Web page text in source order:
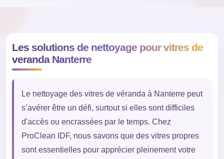
Les solutions de nettoyage pour vitres de
veranda Nanterre
Le nettoyage des vitres de véranda à Nanterre peut
s’avérer être un défi, surtout si elles sont difficiles
d'accès ou encrassées par le temps. Chez
ProClean IDF, nous savons que des vitres propres
sont essentielles pour apprécier pleinement votre